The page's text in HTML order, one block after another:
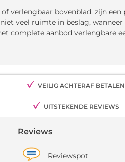
verlengbaar bovenblad, zijn
veel ruimte in beslag,
complete aanbod verlengbare
VEILIG ACHTERAF BETALEN
UITSTEKENDE REVIEWS
Reviews
Reviewspot